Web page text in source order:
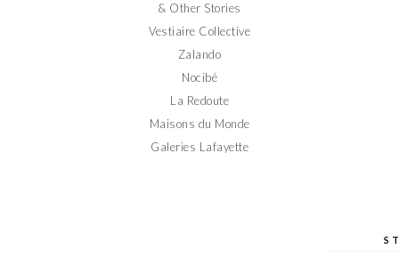
& Other Stories
Vestiaire Collective
Zalando
Nocibé
La Redoute
Maisons du Monde
Galeries Lafayette